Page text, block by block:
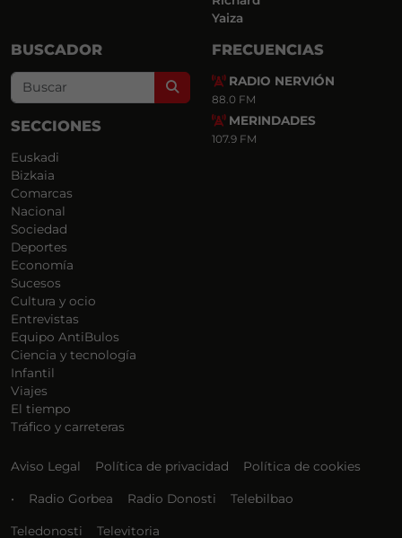
Yaiza
BUSCADOR
Search
SECCIONES
Euskadi
Bizkaia
Comarcas
Nacional
Sociedad
Deportes
Economía
Sucesos
Cultura y ocio
Entrevistas
Equipo AntiBulos
Ciencia y tecnología
Infantil
Viajes
El tiempo
Tráfico y carreteras
FRECUENCIAS
RADIO NERVIÓN
88.0 FM
MERINDADES
107.9 FM
Aviso Legal Política de privacidad Política de cookies
• Radio Gorbea Radio Donosti Telebilbao
Teledonosti Televitoria